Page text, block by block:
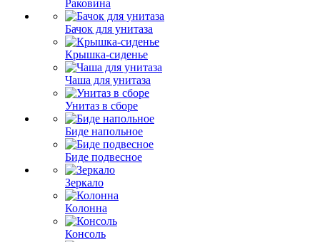
Раковина
Бачок для унитаза
Крышка-сиденье
Чаша для унитаза
Унитаз в сборе
Биде напольное
Биде подвесное
Зеркало
Колонна
Консоль